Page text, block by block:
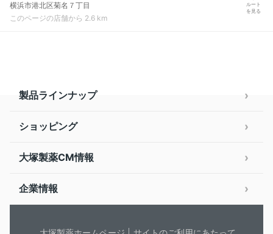
横浜市港北区菊名７丁目
このページの店舗から 2.6 km
ルート
を見る
製品ラインナップ
ショッピング
大塚製薬CM情報
企業情報